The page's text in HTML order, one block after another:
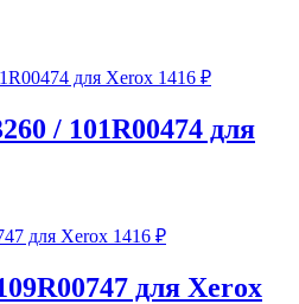
1416 ₽
/ 101R00474 для
1416 ₽
для Xerox